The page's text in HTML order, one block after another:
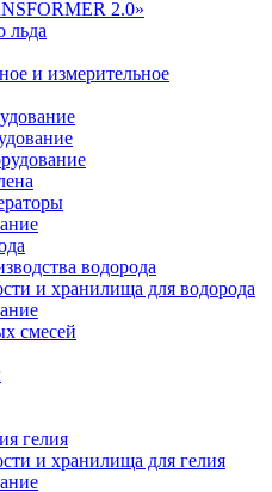
2.0»
льда
и измерительное
водорода
и хранилища для водорода
смесей
гелия
и хранилища для гелия